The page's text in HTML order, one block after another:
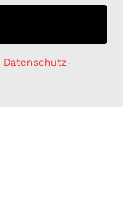
Datenschutz-